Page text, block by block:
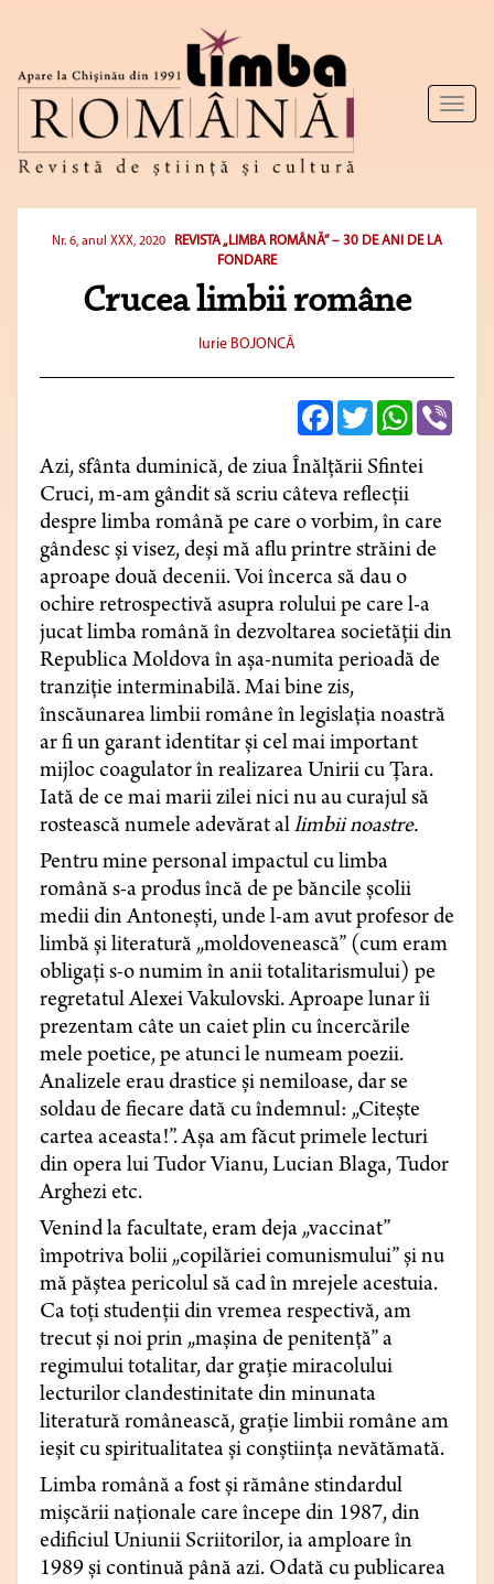
Toggle
Nr. 6, anul XXX, 2020
REVISTA „LIMBA ROMÂNĂ” – 30 DE ANI DE LA
FONDARE
Crucea limbii române
Iurie BOJONCĂ
FacebookTwitterWhatsApp
Azi, sfânta duminică, de ziua Înălțării Sfintei
Cruci, m-am gândit să scriu câteva reflecții
despre limba română pe care o vorbim, în care
gândesc și visez, deși mă aflu printre străini de
aproape două decenii. Voi încerca să dau o
ochire retrospectivă asupra rolului pe care l-a
jucat limba română în dezvoltarea societății din
Republica Moldova în așa-numita perioadă de
tranziție interminabilă. Mai bine zis,
înscăunarea limbii române în legislația noastră
ar fi un garant identitar și cel mai important
mijloc coagulator în realizarea Unirii cu Țara.
Iată de ce mai marii zilei nici nu au curajul să
rostească numele adevărat allimbii noastre.
Pentru mine personal impactul cu limba
română s-a produs încă de pe băncile școlii
medii din Antonești, unde l-am avut profesor de
limbă și literatură „moldovenească” (cum eram
obligați s-o numim în anii totalitarismului) pe
regretatul Alexei Vakulovski. Aproape lunar îi
prezentam câte un caiet plin cu încercările
mele poetice, pe atunci le numeam poezii.
Analizele erau drastice și nemiloase, dar se
soldau de fiecare dată cu îndemnul: „Citește
cartea aceasta!”. Așa am făcut primele lecturi
din opera lui Tudor Vianu, Lucian Blaga, Tudor
Arghezi etc.
Venind la facultate, eram deja „vaccinat”
împotriva bolii „copilăriei comunismului” și nu
mă păștea pericolul să cad în mrejele acestuia.
Ca toți studenții din vremea respectivă, am
trecut și noi prin „mașina de penitență” a
regimului totalitar, dar grație miracolului
lecturilor clandestinitate din minunata
literatură românească, grație limbii române am
ieșit cu spiritualitatea și conștiința nevătămată.
Limba română a fost și rămâne stindardul
mișcării naționale care începe din 1987, din
edificiul Uniunii Scriitorilor, ia amploare în
1989 și continuă până azi. Odată cu publicarea